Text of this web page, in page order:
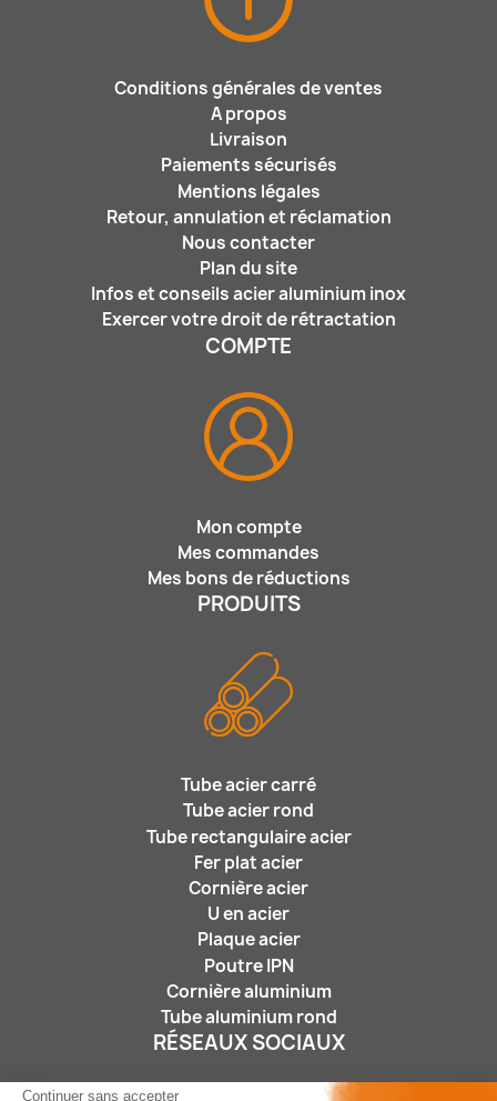
Continuer sans accepter
Conditions générales de ventes
A propos
Livraison
Paiements sécurisés
Mentions légales
Retour, annulation et réclamation
Nous contacter
Plan du site
Infos et conseils acier aluminium inox
Exercer votre droit de rétractation
COMPTE
Mon compte
Mes commandes
Mes bons de réductions
PRODUITS
Tube acier carré
Tube acier rond
Tube rectangulaire acier
Fer plat acier
Cornière acier
U en acier
Plaque acier
Poutre IPN
Cornière aluminium
Tube aluminium rond
RÉSEAUX SOCIAUX